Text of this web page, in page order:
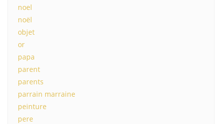
noel
noël
objet
or
papa
parent
parents
parrain marraine
peinture
pere